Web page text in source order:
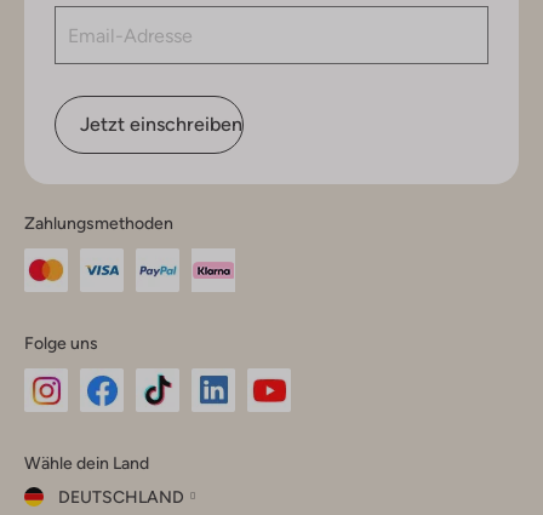
Jetzt einschreiben
Zahlungsmethoden
Folge uns
Instagram
Facebook
TikTok
Wähle dein Land
DEUTSCHLAND